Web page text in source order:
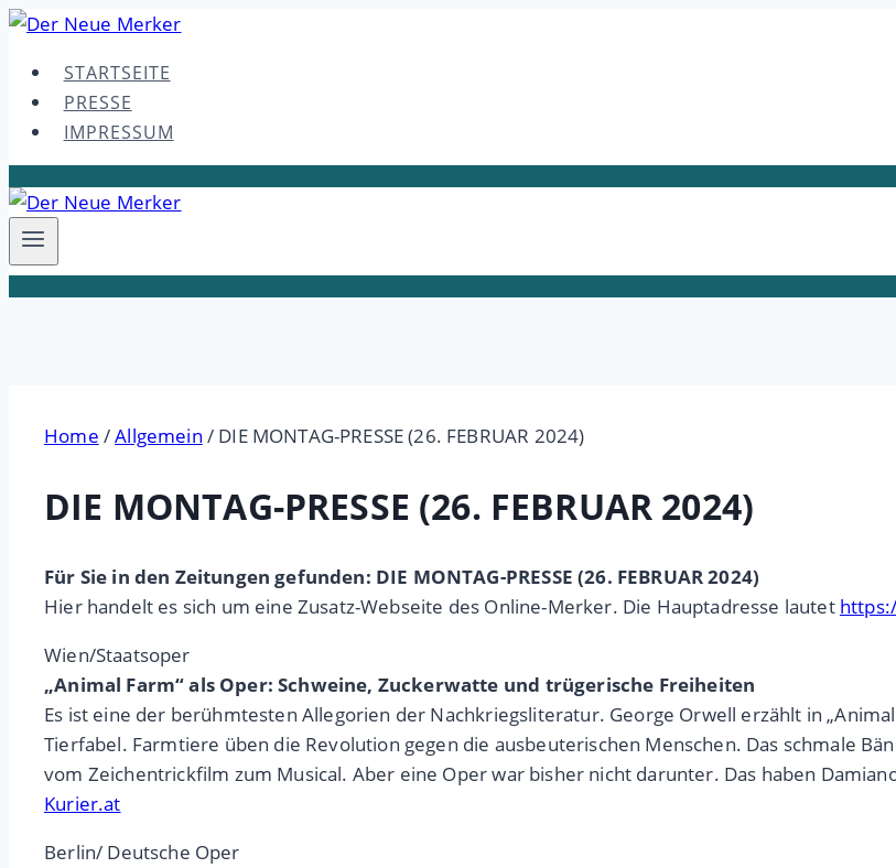
Skip
contentSTARTSEITE
PRESSE
IMPRESSUM
Home /Allgemein / DIE MONTAG-PRESSE (26. FEBRUAR 2024)
DIE MONTAG-PRESSE (26. FEBRUAR 2024)
Für Sie in den Zeitungen gefunden: DIE MONTAG-PRESSE (26. FEBRUAR 2024)
Hier handelt es sich um eine Zusatz-Webseite des Online-Merker. Die Hauptadresse lautet
Wien/Staatsoper
„Animal Farm“ als Oper: Schweine, Zuckerwatte und trügerische Freiheiten
Es ist eine der berühmtesten Allegorien der Nachkriegsliteratur. George Orwell erzählt in
Tierfabel. Farmtiere üben die Revolution gegen die ausbeuterischen Menschen. Das schmale
vom Zeichentrickfilm zum Musical. Aber eine Oper war bisher nicht darunter. Das haben
Kurier.at
Berlin/ Deutsche Oper